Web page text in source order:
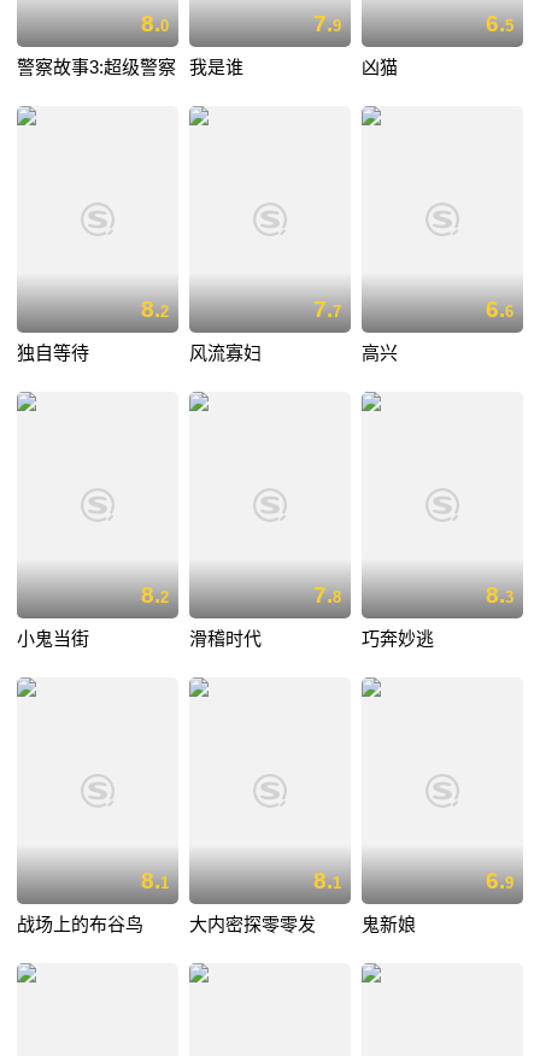
8.0
警察故事3:超级警察
7.9
我是谁
6.5
凶猫
8.2
独自等待
7.7
风流寡妇
6.6
高兴
8.2
小鬼当街
7.8
滑稽时代
8.3
巧奔妙逃
8.1
战场上的布谷鸟
8.1
大内密探零零发
6.9
鬼新娘